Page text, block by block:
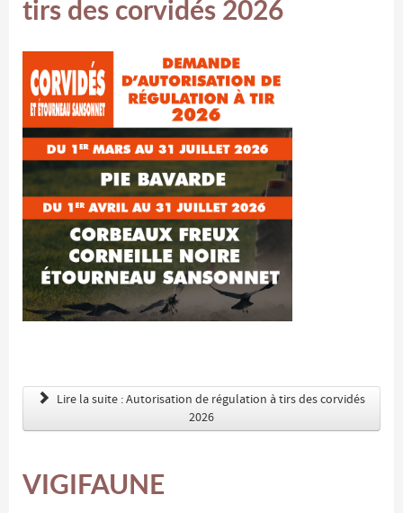
tirs des corvidés 2026
Lire la suite : Autorisation de régulation à tirs des corvidés
2026
VIGIFAUNE